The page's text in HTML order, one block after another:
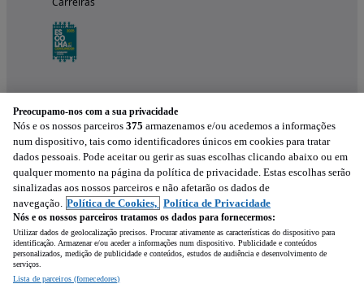
Experimenta a aplicação
Preocupamo-nos com a sua privacidade
Nós e os nossos parceiros 375 armazenamos e/ou acedemos a informações
num dispositivo, tais como identificadores únicos em cookies para tratar
dados pessoais. Pode aceitar ou gerir as suas escolhas clicando abaixo ou em
qualquer momento na página da política de privacidade. Estas escolhas serão
sinalizadas aos nossos parceiros e não afetarão os dados de
navegação. Política de Cookies, Política de Privacidade
Nós e os nossos parceiros tratamos os dados para fornecermos:
Utilizar dados de geolocalização precisos. Procurar ativamente as características do dispositivo para
identificação. Armazenar e/ou aceder a informações num dispositivo. Publicidade e conteúdos
personalizados, medição de publicidade e conteúdos, estudos de audiência e desenvolvimento de
serviços.
Lista de parceiros (fornecedores)